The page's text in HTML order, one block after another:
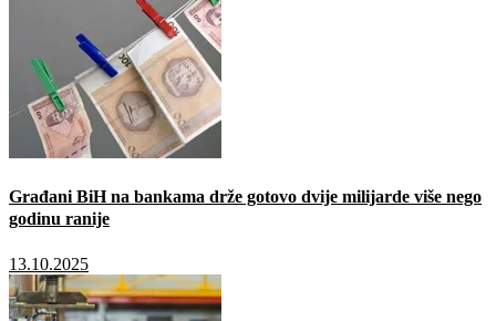
Građani BiH na bankama drže gotovo dvije milijarde više nego
godinu ranije
13.10.2025